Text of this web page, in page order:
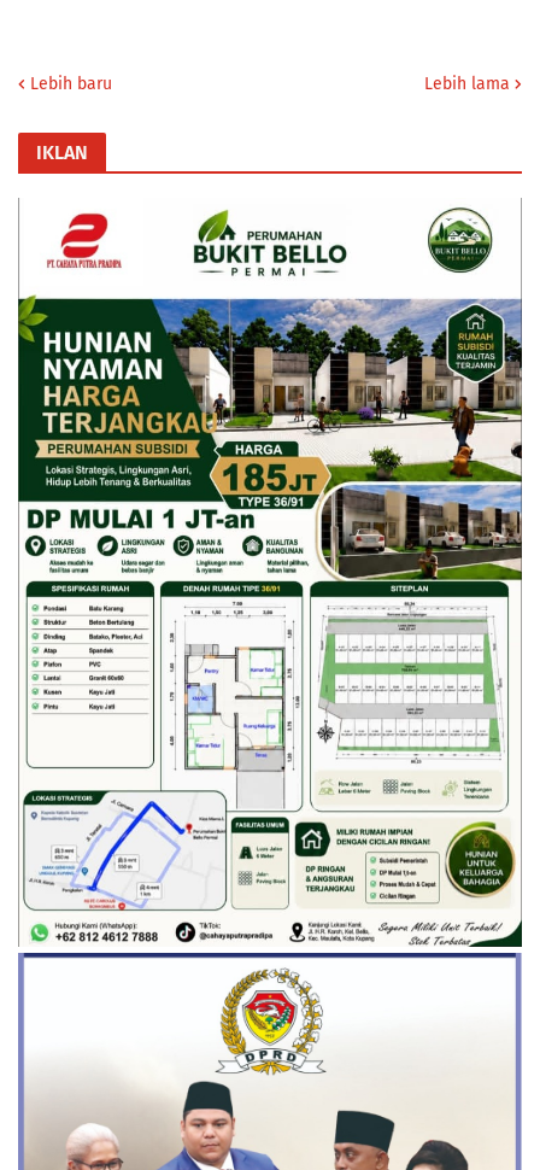
Lebih baru Lebih lama
IKLAN